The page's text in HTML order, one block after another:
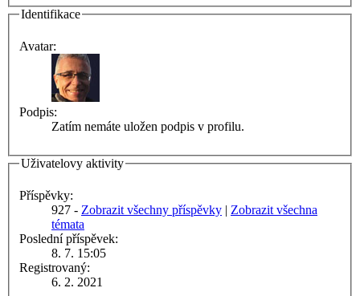
Identifikace
Avatar:
Podpis:
Zatím nemáte uložen podpis v profilu.
Uživatelovy aktivity
Příspěvky:
927 - Zobrazit všechny příspěvky | Zobrazit všechna
témata
Poslední příspěvek:
8. 7. 15:05
Registrovaný:
6. 2. 2021